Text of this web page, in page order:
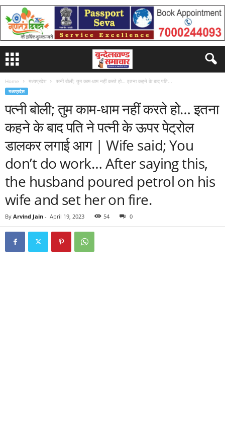
Home मध्यप्रदेश पत्नी बोली; तुम काम-धाम नहीं करते हो… इतना कहने के बाद पति...
मध्यप्रदेश
पत्नी बोली; तुम काम-धाम नहीं करते हो… इतना
कहने के बाद पति ने पत्नी के ऊपर पेट्रोल
डालकर लगाई आग | Wife said; You
don’t do work… After saying this,
the husband poured petrol on his
wife and set her on fire.
By Arvind Jain - April 19, 2023 54 0